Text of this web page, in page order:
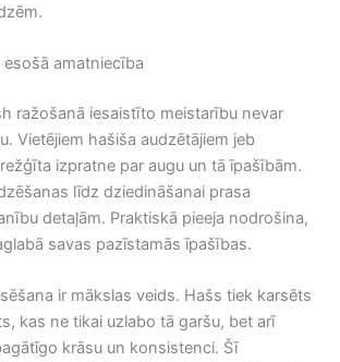
amatniecība
ražošanā iesaistīto meistarību nevar
Vietējiem hašiša audzētājiem jeb
izpratne par augu un tā īpašībām.
līdz dziedināšanai prasa
detaļām. Praktiskā pieeja nodrošina,
savas pazīstamās īpašības.
ir mākslas veids. Hašs tiek karsēts
kas ne tikai uzlabo tā garšu, bet arī
krāsu un konsistenci. Šī